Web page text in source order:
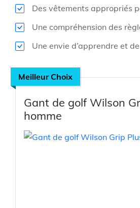
Des vêtements appropriés
Une compréhension des
Une envie d’apprendre et
Meilleur Choix
Gant de golf Wilson
homme